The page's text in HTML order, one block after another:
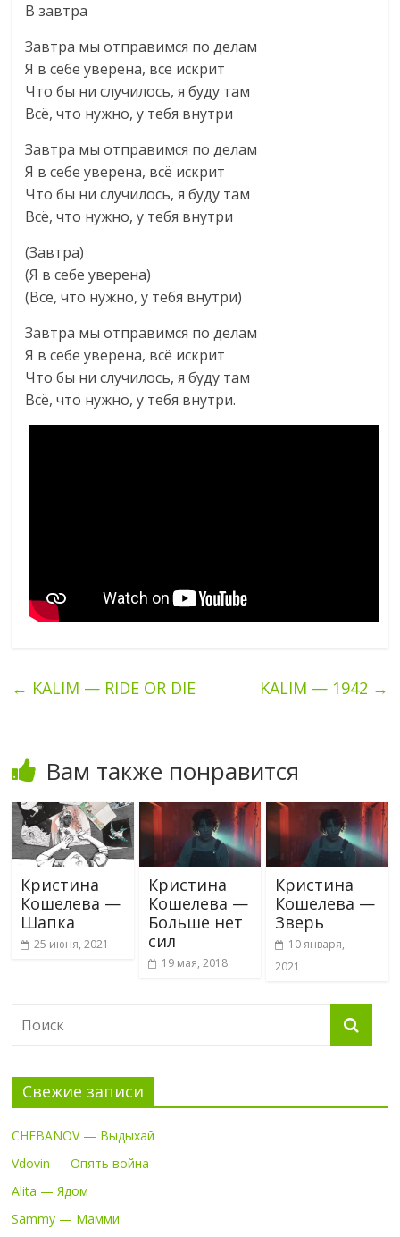
В завтра
Завтра мы отправимся по делам
Я в себе уверена, всё искрит
Что бы ни случилось, я буду там
Всё, что нужно, у тебя внутри
Завтра мы отправимся по делам
Я в себе уверена, всё искрит
Что бы ни случилось, я буду там
Всё, что нужно, у тебя внутри
(Завтра)
(Я в себе уверена)
(Всё, что нужно, у тебя внутри)
Завтра мы отправимся по делам
Я в себе уверена, всё искрит
Что бы ни случилось, я буду там
Всё, что нужно, у тебя внутри.
← KALIM — RIDE OR DIE KALIM — 1942 →
Вам также понравится
Кристина
Кошелева —
Шапка
25 июня, 2021
Кристина
Кошелева —
Больше нет
сил
19 мая, 2018
Кристина
Кошелева —
Зверь
10 января,
2021
Свежие записи
CHEBANOV — Выдыхай
Vdovin — Опять война
Alita — Ядом
Sammy — Мамми